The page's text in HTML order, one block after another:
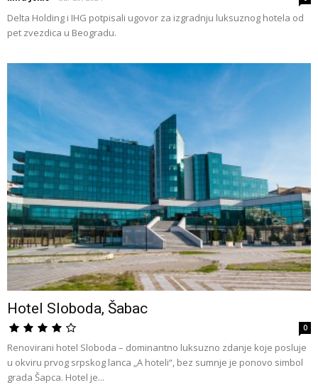
Delta Holding i IHG potpisali ugovor za izgradnju luksuznog hotela od
pet zvezdica u Beogradu.
Hotel Sloboda, Šabac
0
Renovirani hotel Sloboda – dominantno luksuzno zdanje koje posluje
u okviru prvog srpskog lanca „A hoteli“, bez sumnje je ponovo simbol
grada Šapca. Hotel je...